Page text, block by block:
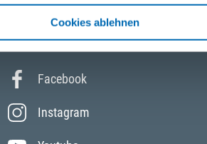
Cookies ablehnen
Folgen Sie uns
Facebook
Instagram